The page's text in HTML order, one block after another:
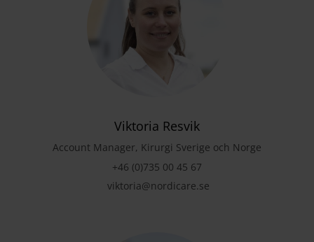
Viktoria Resvik
Account Manager, Kirurgi Sverige och Norge
+46 (0)735 00 45 67
viktoria@nordicare.se